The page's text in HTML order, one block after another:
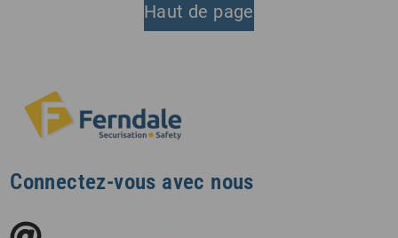
Haut de page
Connectez-vous avec nous